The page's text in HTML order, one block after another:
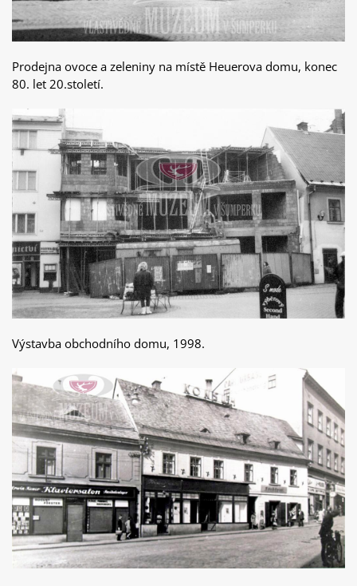
Prodejna ovoce a zeleniny na místě Heuerova domu, konec
80. let 20.století.
Výstavba obchodního domu, 1998.